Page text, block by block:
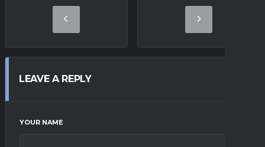
LEAVE A REPLY
YOUR NAME